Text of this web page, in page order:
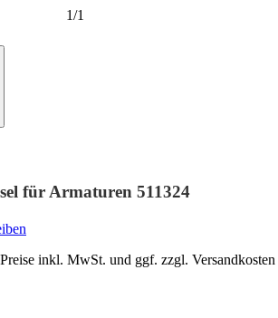
1/1
für Armaturen 511324
inkl. MwSt. und ggf. zzgl. Versandkosten